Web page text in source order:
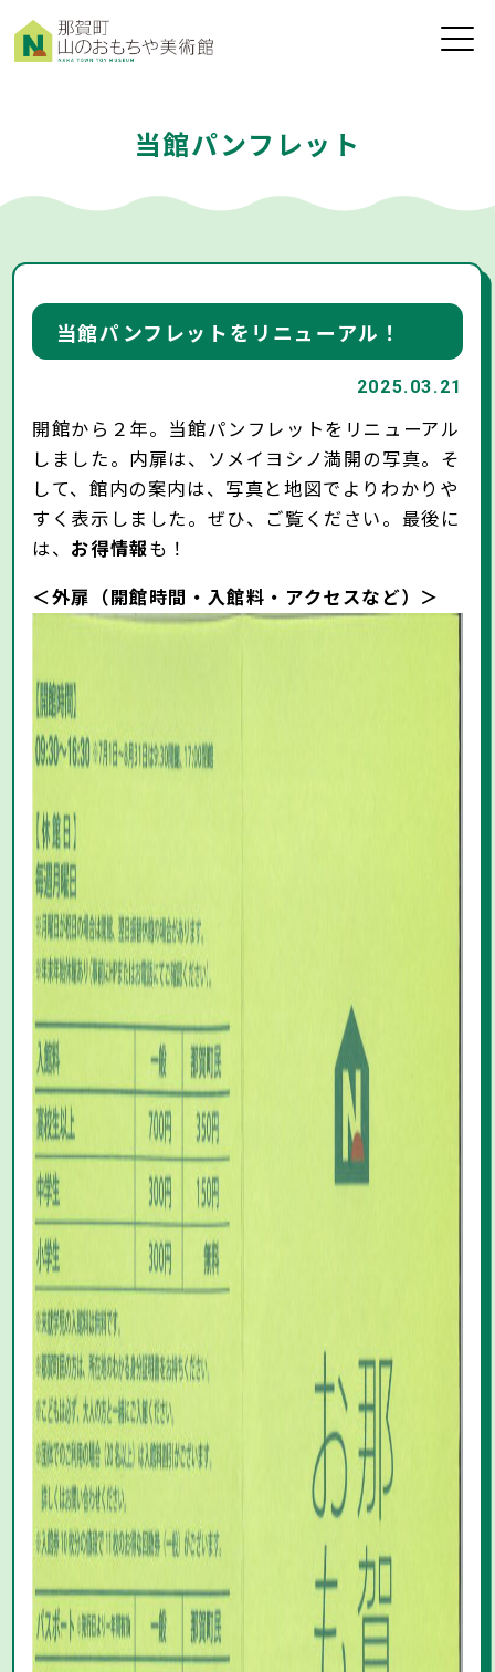
toggle
当館パンフレット
当館パンフレットをリニューアル！
2025.03.21
開館から２年。当館パンフレットをリニューアル
しました。内扉は、ソメイヨシノ満開の写真。そ
して、館内の案内は、写真と地図でよりわかりや
すく表示しました。ぜひ、ご覧ください。最後に
は、 お得情報も！
＜外扉（開館時間・入館料・アクセスなど）＞